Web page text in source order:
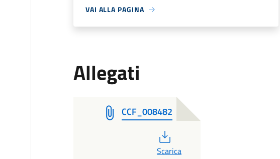
VAI ALLA PAGINA
Allegati
CCF_008482
PDF
Scarica